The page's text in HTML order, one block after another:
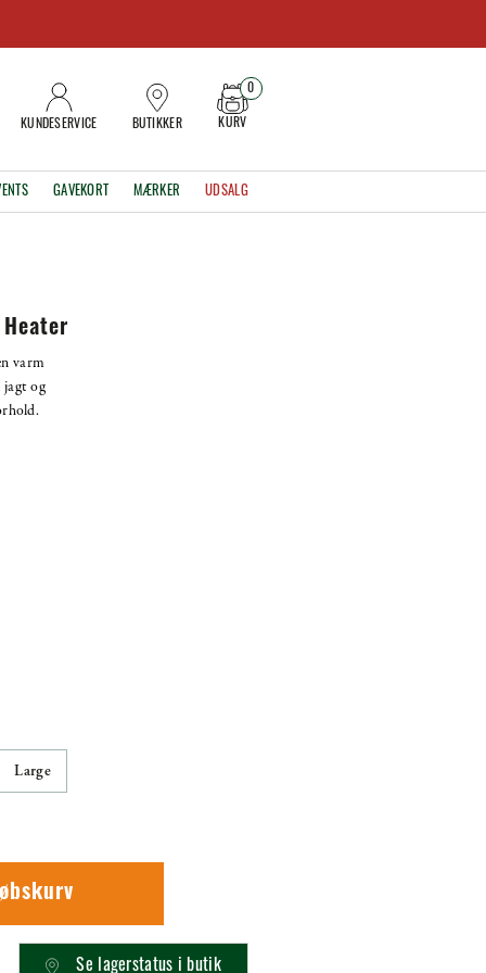
KUNDESERVICE BUTIKKER KURV
0
GAVEKORT MÆRKER UDSALG
varm
og
Large
Se lagerstatus i butik